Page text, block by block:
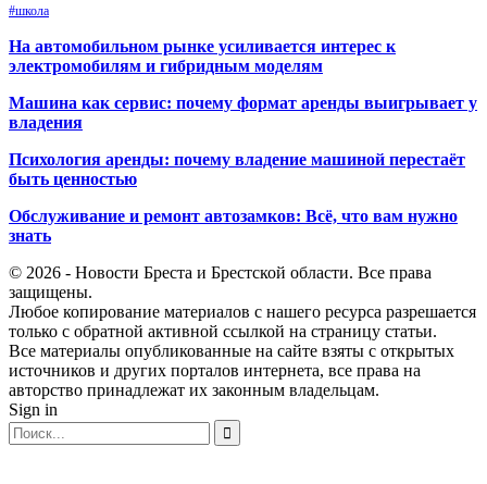
#школа
На автомобильном рынке усиливается интерес к
электромобилям и гибридным моделям
Машина как сервис: почему формат аренды выигрывает у
владения
Психология аренды: почему владение машиной перестаёт
быть ценностью
Обслуживание и ремонт автозамков: Всё, что вам нужно
знать
© 2026 - Новости Бреста и Брестской области. Все права
защищены.
Любое копирование материалов с нашего ресурса разрешается
только с обратной активной ссылкой на страницу статьи.
Все материалы опубликованные на сайте взяты с открытых
источников и других порталов интернета, все права на
авторство принадлежат их законным владельцам.
Sign in